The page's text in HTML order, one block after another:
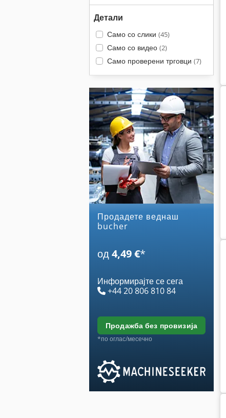
Детали
Само со слики (45)
Само со видео (2)
Само проверени трговци (7)
Продадете веднаш
bucher
од4,49 €*
Информирајте се сега
+44 20 806 810 84
продажба без провизија
*по оглас/месечно